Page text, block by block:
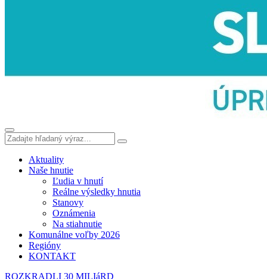
Aktuality
Naše hnutie
Ľudia v hnutí
Reálne výsledky hnutia
Stanovy
Oznámenia
Na stiahnutie
Komunálne voľby 2026
Regióny
KONTAKT
ROZKRADLI 30 MILIáRD